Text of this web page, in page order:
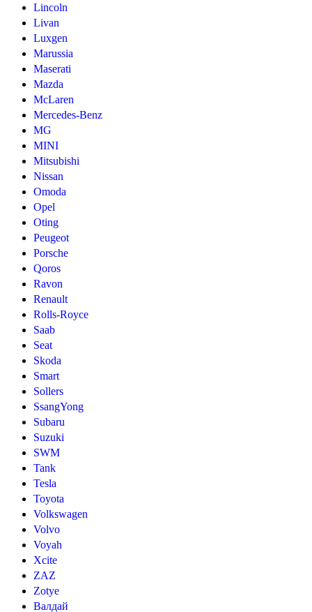
Lincoln
Livan
Luxgen
Marussia
Maserati
Mazda
McLaren
Mercedes-Benz
MG
MINI
Mitsubishi
Nissan
Omoda
Opel
Oting
Peugeot
Porsche
Qoros
Ravon
Renault
Rolls-Royce
Saab
Seat
Skoda
Smart
Sollers
SsangYong
Subaru
Suzuki
SWM
Tank
Tesla
Toyota
Volkswagen
Volvo
Voyah
Xcite
ZAZ
Zotye
Валдай